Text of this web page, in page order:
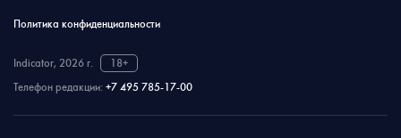
Политика конфиденциальности
Indicator, 2026 г.
18+
Телефон редакции: +7 495 785-17-00